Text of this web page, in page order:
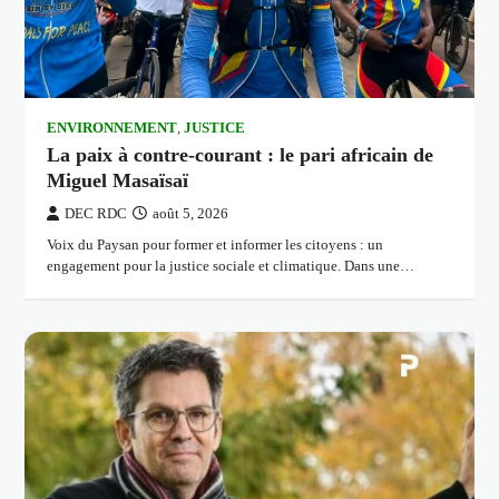
ENVIRONNEMENT,JUSTICE
La paix à contre-courant : le pari africain de
Miguel Masaïsaï
DEC RDC août 5, 2026
Voix du Paysan pour former et informer les citoyens : un
engagement pour la justice sociale et climatique. Dans une…